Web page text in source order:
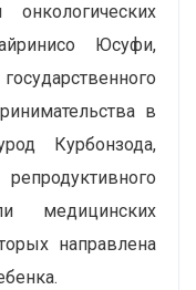
Юсуфи,
в
Курбонзода,
медицинских
направлена